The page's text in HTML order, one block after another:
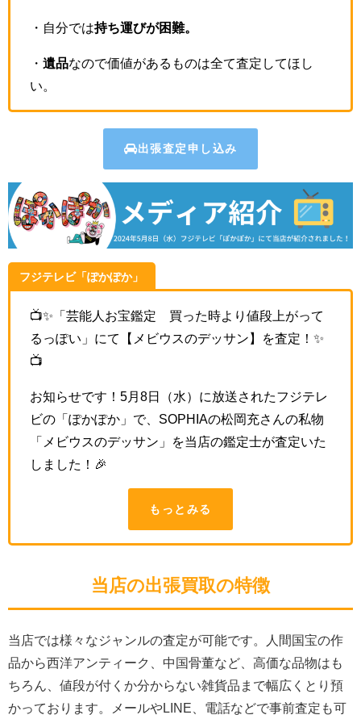
・自分では持ち運びが困難。
・ 遺品なので価値があるものは全て査定してほし
い。
出張査定申し込み
フジテレビ「ぽかぽか」
📺✨ 「芸能人お宝鑑定 買った時より値段上がって
るっぽい」にて
【メビウスのデッサン】を査定！✨
📺
お知らせです！5月8日（水）に放送されたフジテレ
ビの「ぽかぽか」で、SOPHIAの松岡充さんの私物
「メビウスのデッサン」を当店の鑑定士が査定いた
しました！🎉
もっとみる
当店の出張買取の特徴
当店では様々なジャンルの査定が可能です。人間国宝の作
品から西洋アンティーク、中国骨董など、高価な品物はも
ちろん、値段が付くか分からない雑貨品まで幅広くとり預
かっております。メールやLINE、電話などで事前査定も可